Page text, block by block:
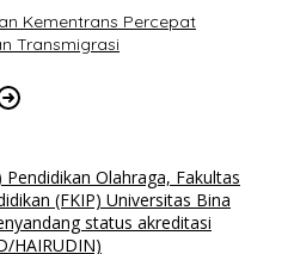
Kementrans Percepat
Transmigrasi